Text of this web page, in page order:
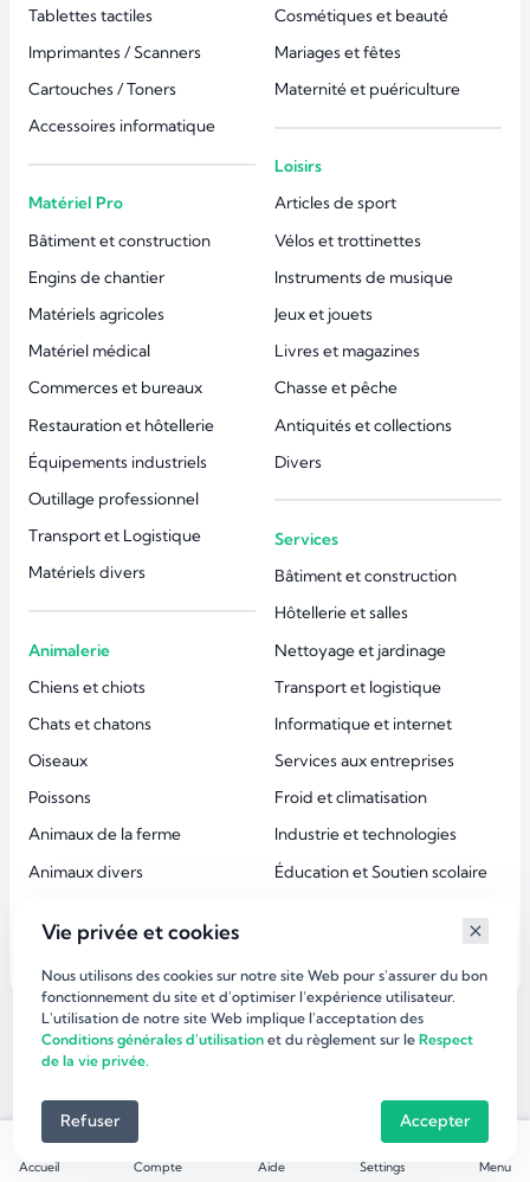
Tablettes tactiles
Imprimantes / Scanners
Cartouches / Toners
Accessoires informatique
Matériel Pro
Bâtiment et construction
Engins de chantier
Matériels agricoles
Matériel médical
Commerces et bureaux
Restauration et hôtellerie
Équipements industriels
Outillage professionnel
Transport et Logistique
Matériels divers
Animalerie
Chiens et chiots
Chats et chatons
Oiseaux
Poissons
Animaux de la ferme
Animaux divers
Cosmétiques et beauté
Mariages et fêtes
Maternité et puériculture
Loisirs
Articles de sport
Vélos et trottinettes
Instruments de musique
Jeux et jouets
Livres et magazines
Chasse et pêche
Antiquités et collections
Divers
Services
Bâtiment et construction
Hôtellerie et salles
Nettoyage et jardinage
Transport et logistique
Informatique et internet
Services aux entreprises
Froid et climatisation
Industrie et technologies
Éducation et Soutien scolaire
©dirlaffaire.com 2026
Accueil Compte Aide Settings Menu
Vie privée et cookies
Nous utilisons des cookies sur notre site Web pour s'assurer du bon
fonctionnement du site et d'optimiser l’expérience utilisateur.
L'utilisation de notre site Web implique l'acceptation des
Conditions générales d'utilisation et du règlement sur leRespect
de la vie privée.
Refuser Accepter